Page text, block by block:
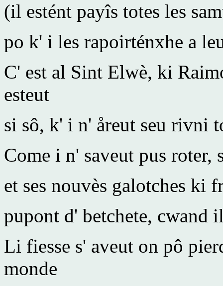
(il estént payîs totes les
po k' i les rapoirténxhe a
C' est al Sint Elwè, ki
esteut
si sô, k' i n' åreut seu rivni
Come i n' saveut pus roter,
et ses nouvès galotches ki
pupont d' betchete, cwand
Li fiesse s' aveut on pô
monde